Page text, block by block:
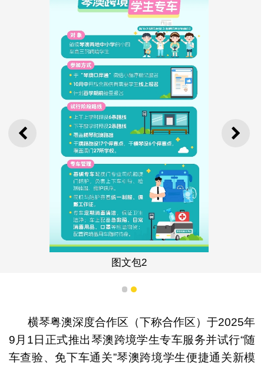
上一则 下一
图文包2
1 2
横琴粤澳深度合作区（下称合作区）于2025年
9月1日正式推出琴澳跨境学生专车服务并试行“随
车查验、免下车通关”琴澳跨境学生便捷通关新模